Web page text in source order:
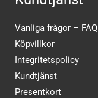
Vanliga frågor – FAQ
Köpvillkor
Integritetspolicy
Kundtjänst
Presentkort